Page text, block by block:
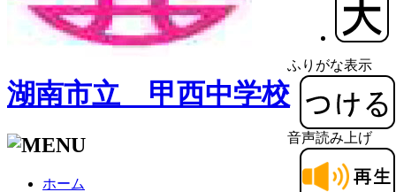
ふりがな表示
音声読み上げ
湖南市立 甲西中学校
ホーム